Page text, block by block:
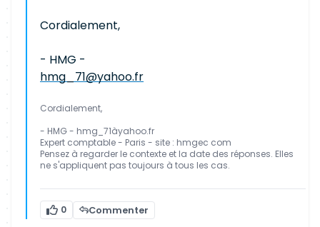
Cordialement,
- HMG -
hmg_71@yahoo.fr
Cordialement,
- HMG - hmg_71àyahoo.fr
Expert comptable - Paris - site : hmgec com
Pensez à regarder le contexte et la date des réponses. Elles
ne s'appliquent pas toujours à tous les cas.
0 Commenter